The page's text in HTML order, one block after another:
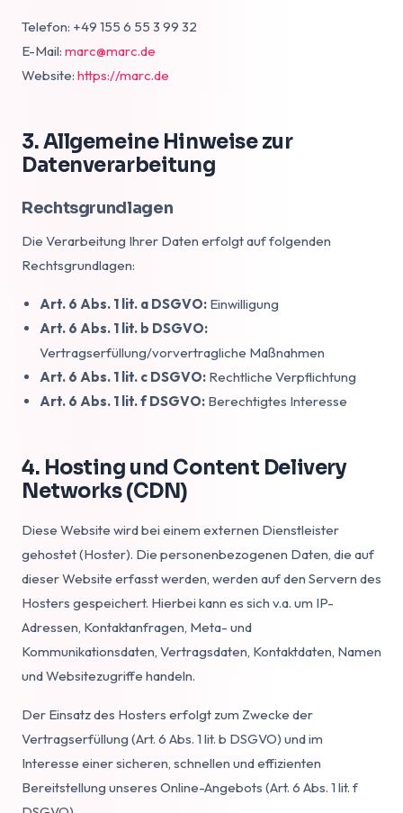
Telefon: +49 155 6 55 3 99 32
E-Mail: marc@marc.de
Website: https://marc.de
3. Allgemeine Hinweise zur
Datenverarbeitung
Rechtsgrundlagen
Die Verarbeitung Ihrer Daten erfolgt auf folgenden
Rechtsgrundlagen:
Art. 6 Abs. 1 lit. a DSGVO: Einwilligung
Art. 6 Abs. 1 lit. b DSGVO:
Vertragserfüllung/vorvertragliche Maßnahmen
Art. 6 Abs. 1 lit. c DSGVO: Rechtliche Verpflichtung
Art. 6 Abs. 1 lit. f DSGVO: Berechtigtes Interesse
4. Hosting und Content Delivery
Networks (CDN)
Diese Website wird bei einem externen Dienstleister
gehostet (Hoster). Die personenbezogenen Daten, die auf
dieser Website erfasst werden, werden auf den Servern des
Hosters gespeichert. Hierbei kann es sich v.a. um IP-
Adressen, Kontaktanfragen, Meta- und
Kommunikationsdaten, Vertragsdaten, Kontaktdaten, Namen
und Websitezugriffe handeln.
Der Einsatz des Hosters erfolgt zum Zwecke der
Vertragserfüllung (Art. 6 Abs. 1 lit. b DSGVO) und im
Interesse einer sicheren, schnellen und effizienten
Bereitstellung unseres Online-Angebots (Art. 6 Abs. 1 lit. f